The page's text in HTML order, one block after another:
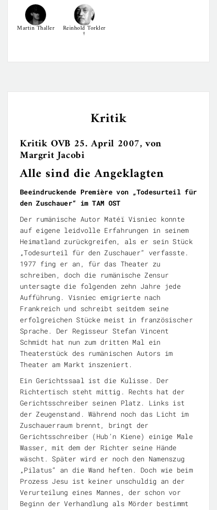
Martin Thaller Reinhold Torkler
†
Kritik
Kritik OVB 25. April 2007, von
Margrit Jacobi
Alle sind die Angeklagten
Beeindruckende Première von „Todesurteil für
den Zuschauer“ im TAM OST
Der rumänische Autor Matéï Visniec konnte
auf eigene leidvolle Erfahrungen in seinem
Heimatland zurückgreifen, als er sein Stück
„Todesurteil für den Zuschauer“ verfasste.
1977 fing er an, für das Theater zu
schreiben, doch die rumänische Zensur
untersagte die folgenden zehn Jahre jede
Aufführung. Visniec emigrierte nach
Frankreich und schreibt seitdem seine
erfolgreichen Stücke meist in französischer
Sprache. Der Regisseur Stefan Vincent
Schmidt hat nun zum dritten Mal ein
Theaterstück des rumänischen Autors im
Theater am Markt inszeniert.
Ein Gerichtssaal ist die Kulisse. Der
Richtertisch steht mittig. Rechts hat der
Gerichtsschreiber seinen Platz. Links ist
der Zeugenstand. Während noch das Licht im
Zuschauerraum brennt, bringt der
Gerichtsschreiber (Hub’n Kiene) einige Male
Wasser, mit dem der Richter seine Hände
wäscht. Später wird er noch den Namenszug
„Pilatus“ an die Wand heften. Doch wie beim
Prozess Jesu ist keiner unschuldig an der
Verurteilung eines Mannes, der schon vor
Beginn der Verhandlung als Mörder bestimmt